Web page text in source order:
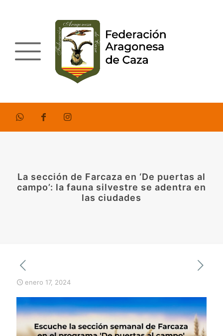
La sección de Farcaza en ‘De puertas al
campo’: la fauna silvestre se adentra en
las ciudades
enero 17, 2024